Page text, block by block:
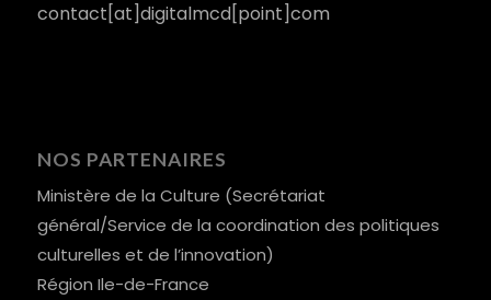
contact[at]digitalmcd[point]com
NOS PARTENAIRES
Ministère de la Culture (Secrétariat
général/Service de la coordination des politiques
culturelles et de l’innovation)
Région Ile-de-France